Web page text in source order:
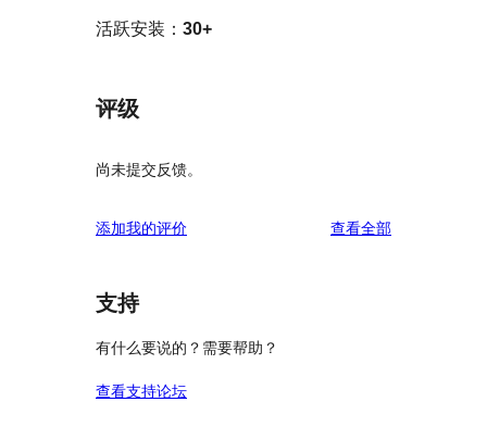
活跃安装： 30+
评级
尚未提交反馈。
添加我的评价 查看全部评
支持
有什么要说的？需要帮助？
查看支持论坛